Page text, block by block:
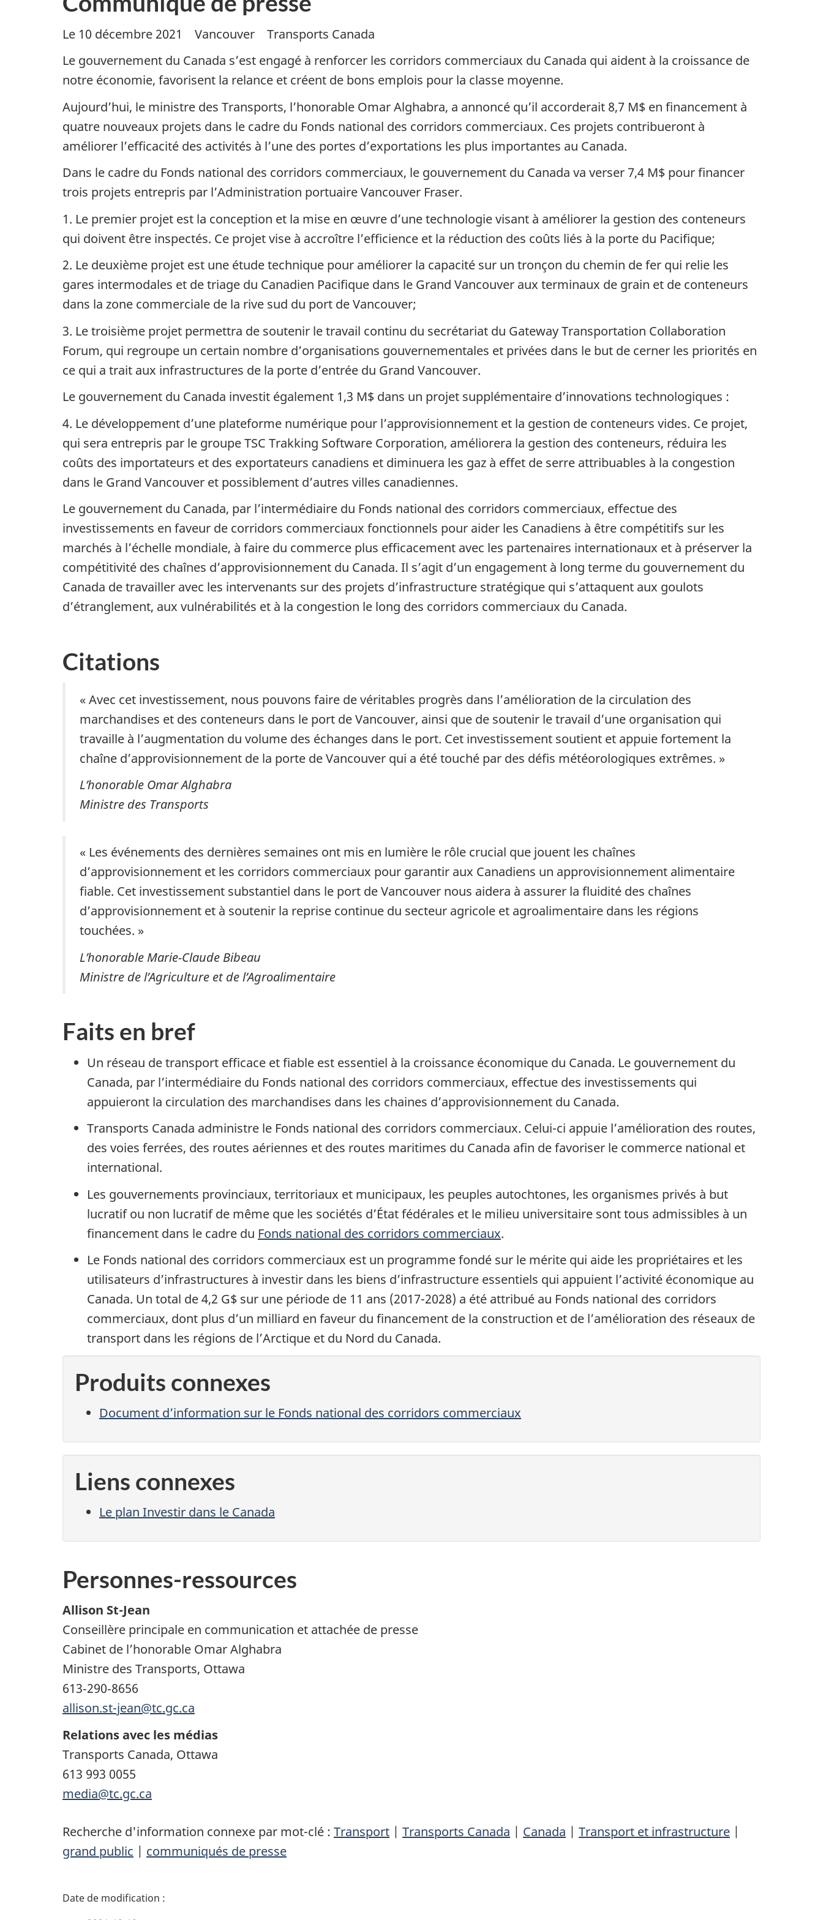
Le 10 décembre 2021 Vancouver Transports Canada
Le gouvernement du Canada s’est engagé à renforcer les corridors commerciaux du Canada qui aident à la croissance de
notre économie, favorisent la relance et créent de bons emplois pour la classe moyenne.
Aujourd’hui, le ministre des Transports, l’honorable Omar Alghabra, a annoncé qu’il accorderait 8,7 M$ en financement à
quatre nouveaux projets dans le cadre du Fonds national des corridors commerciaux. Ces projets contribueront à
améliorer l’efficacité des activités à l’une des portes d’exportations les plus importantes au Canada.
Dans le cadre du Fonds national des corridors commerciaux, le gouvernement du Canada va verser 7,4 M$ pour financer
trois projets entrepris par l’Administration portuaire Vancouver Fraser.
1. Le premier projet est la conception et la mise en œuvre d’une technologie visant à améliorer la gestion des conteneurs
qui doivent être inspectés. Ce projet vise à accroître l’efficience et la réduction des coûts liés à la porte du Pacifique;
2. Le deuxième projet est une étude technique pour améliorer la capacité sur un tronçon du chemin de fer qui relie les
gares intermodales et de triage du Canadien Pacifique dans le Grand Vancouver aux terminaux de grain et de conteneurs
dans la zone commerciale de la rive sud du port de Vancouver;
3. Le troisième projet permettra de soutenir le travail continu du secrétariat du Gateway Transportation Collaboration
Forum, qui regroupe un certain nombre d’organisations gouvernementales et privées dans le but de cerner les priorités en
ce qui a trait aux infrastructures de la porte d’entrée du Grand Vancouver.
Le gouvernement du Canada investit également 1,3 M$ dans un projet supplémentaire d’innovations technologiques :
4. Le développement d’une plateforme numérique pour l’approvisionnement et la gestion de conteneurs vides. Ce projet,
qui sera entrepris par le groupe TSC Trakking Software Corporation, améliorera la gestion des conteneurs, réduira les
coûts des importateurs et des exportateurs canadiens et diminuera les gaz à effet de serre attribuables à la congestion
dans le Grand Vancouver et possiblement d’autres villes canadiennes.
Le gouvernement du Canada, par l’intermédiaire du Fonds national des corridors commerciaux, effectue des
investissements en faveur de corridors commerciaux fonctionnels pour aider les Canadiens à être compétitifs sur les
marchés à l’échelle mondiale, à faire du commerce plus efficacement avec les partenaires internationaux et à préserver la
compétitivité des chaînes d’approvisionnement du Canada. Il s’agit d’un engagement à long terme du gouvernement du
Canada de travailler avec les intervenants sur des projets d’infrastructure stratégique qui s’attaquent aux goulots
d’étranglement, aux vulnérabilités et à la congestion le long des corridors commerciaux du Canada.
Citations
« Avec cet investissement, nous pouvons faire de véritables progrès dans l’amélioration de la circulation des
marchandises et des conteneurs dans le port de Vancouver, ainsi que de soutenir le travail d’une organisation qui
travaille à l’augmentation du volume des échanges dans le port. Cet investissement soutient et appuie fortement la
chaîne d’approvisionnement de la porte de Vancouver qui a été touché par des défis météorologiques extrêmes. »
L’honorable Omar Alghabra
Ministre des Transports
« Les événements des dernières semaines ont mis en lumière le rôle crucial que jouent les chaînes
d’approvisionnement et les corridors commerciaux pour garantir aux Canadiens un approvisionnement alimentaire
fiable. Cet investissement substantiel dans le port de Vancouver nous aidera à assurer la fluidité des chaînes
d’approvisionnement et à soutenir la reprise continue du secteur agricole et agroalimentaire dans les régions
touchées. »
L’honorable Marie-Claude Bibeau
Ministre de l’Agriculture et de l’Agroalimentaire
Faits en bref
Un réseau de transport efficace et fiable est essentiel à la croissance économique du Canada. Le gouvernement du
Canada, par l’intermédiaire du Fonds national des corridors commerciaux, effectue des investissements qui
appuieront la circulation des marchandises dans les chaines d’approvisionnement du Canada.
Transports Canada administre le Fonds national des corridors commerciaux. Celui-ci appuie l’amélioration des routes,
des voies ferrées, des routes aériennes et des routes maritimes du Canada afin de favoriser le commerce national et
international.
Les gouvernements provinciaux, territoriaux et municipaux, les peuples autochtones, les organismes privés à but
lucratif ou non lucratif de même que les sociétés d’État fédérales et le milieu universitaire sont tous admissibles à un
financement dans le cadre du Fonds national des corridors commerciaux.
Le Fonds national des corridors commerciaux est un programme fondé sur le mérite qui aide les propriétaires et les
utilisateurs d’infrastructures à investir dans les biens d’infrastructure essentiels qui appuient l’activité économique au
Canada. Un total de 4,2 G$ sur une période de 11 ans (2017-2028) a été attribué au Fonds national des corridors
commerciaux, dont plus d’un milliard en faveur du financement de la construction et de l’amélioration des réseaux de
transport dans les régions de l’Arctique et du Nord du Canada.
Produits connexes
Document d’information sur le Fonds national des corridors commerciaux
Liens connexes
Le plan Investir dans le Canada
Personnes-ressources
Allison St-Jean
Conseillère principale en communication et attachée de presse
Cabinet de l’honorable Omar Alghabra
Ministre des Transports, Ottawa
613‑290‑8656
allison.st-jean@tc.gc.ca
Relations avec les médias
Transports Canada, Ottawa
613 993 0055
media@tc.gc.ca
Recherche d'information connexe par mot-clé : Transport | Transports Canada | Canada | Transport et infrastructure |
grand public | communiqués de presse
D